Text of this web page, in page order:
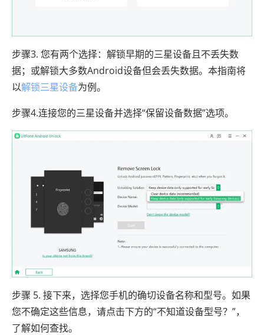
步骤3. 您有两个选择：解锁早期的三星设备且不丢失数
据；或解锁大多数Android设备但会丢失数据。本指南将
以解锁三星设备为例。
步骤4.连接您的三星设备并选择“保留设备数据”选项。
步骤 5. 接下来，选择您手机的确切设备名称和型号。如果
您不确定这些信息，请点击下方的“不知道设备型号？”，
了解如何查找。